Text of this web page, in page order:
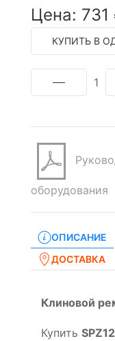
Цена: 731
КУПИТЬ В
1
оборудования
ОПИСАНИЕ
ДОСТАВКА
Клиновой
Купить